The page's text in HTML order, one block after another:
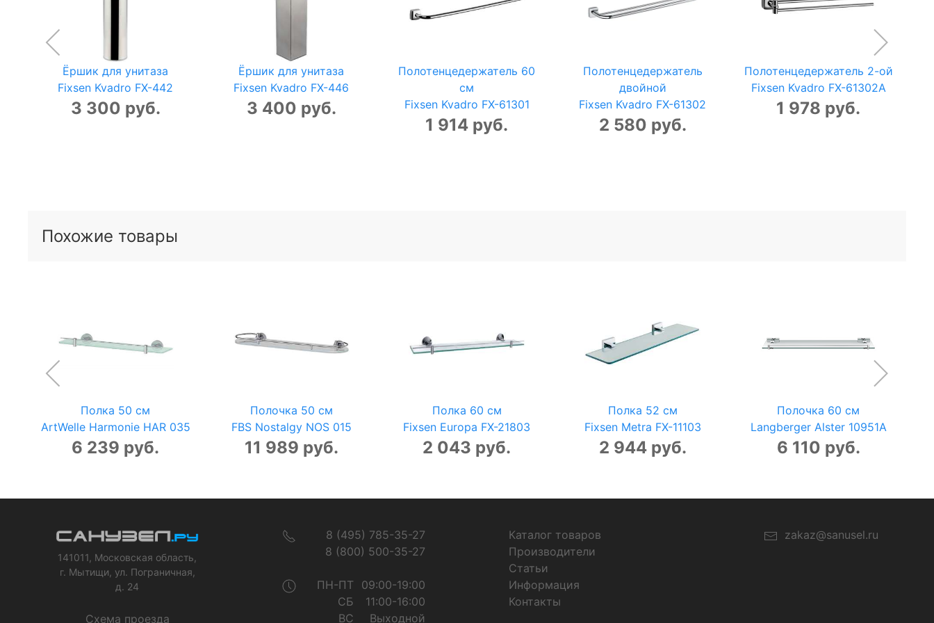
Ёршик для унитаза
Fixsen Kvadro FX-442
3 300 руб.
Ёршик для унитаза
Fixsen Kvadro FX-446
3 400 руб.
Полотенцедержатель 60
см
Fixsen Kvadro FX-61301
1 914 руб.
Полотенцедержатель
двойной
Fixsen Kvadro FX-61302
2 580 руб.
Полотенцедержатель 2-ой
Fixsen Kvadro FX-61302A
1 978 руб.
Похожие товары
Полка 50 см
ArtWelle Harmonie HAR 035
6 239 руб.
Полочка 50 см
FBS Nostalgy NOS 015
11 989 руб.
Полка 60 см
Fixsen Europa FX-21803
2 043 руб.
Полка 52 см
Fixsen Metra FX-11103
2 944 руб.
Полочка 60 см
Langberger Alster 10951A
6 110 руб.
141011, Московская область,
г. Мытищи, ул. Пограничная,
д. 24
Схема проезда
8 (495) 785-35-27
8 (800) 500-35-27
ПН-ПТ
09:00-19:00
СБ
11:00-16:00
ВС
Выходной
Каталог товаров
Производители
Статьи
Информация
Контакты
zakaz@sanusel.ru